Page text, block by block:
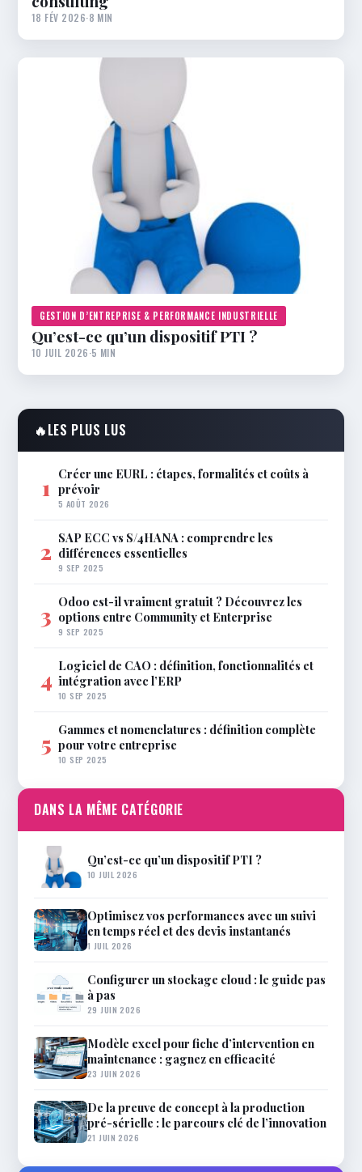
18 FÉV 2026·8 MIN
GESTION D’ENTREPRISE & PERFORMANCE INDUSTRIELLE
Qu’est-ce qu’un dispositif PTI ?
10 JUIL 2026·5 MIN
🔥LES PLUS LUS
1
Créer une EURL : étapes, formalités et coûts à
prévoir
5 AOÛT 2026
2 SAP ECC vs S/4HANA : comprendre les
différences essentielles
9 SEP 2025
3 Odoo est-il vraiment gratuit ? Découvrez les
options entre Community et Enterprise
9 SEP 2025
4 Logiciel de CAO : définition, fonctionnalités et
intégration avec l’ERP
10 SEP 2025
5 Gammes et nomenclatures : définition complète
pour votre entreprise
10 SEP 2025
DANS LA MÊME CATÉGORIE
Qu’est-ce qu’un dispositif PTI ?
10 JUIL 2026
Optimisez vos performances avec un suivi
en temps réel et des devis instantanés
1 JUIL 2026
Configurer un stockage cloud : le guide pas
à pas
29 JUIN 2026
Modèle excel pour fiche d’intervention en
maintenance : gagnez en efficacité
23 JUIN 2026
De la preuve de concept à la production
pré-sérielle : le parcours clé de l’innovation
21 JUIN 2026